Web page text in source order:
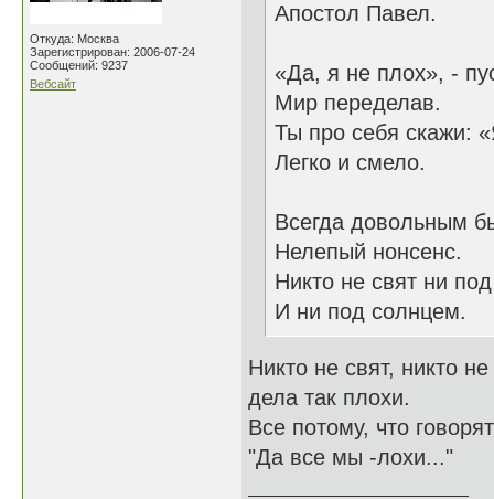
Откуда: Москва
Зарегистрирован: 2006-07-24
Сообщений: 9237
Вебсайт
Апостол Павел.
«Да, я не плох», -
Мир переделав.
Ты про себя скажи:
Легко и смело.
Всегда довольным
Нелепый нонсенс.
Никто не свят ни
И ни под солнцем.
Никто не свят, никто не
дела так плохи.
Все потому, что
"Да все мы -лохи..."